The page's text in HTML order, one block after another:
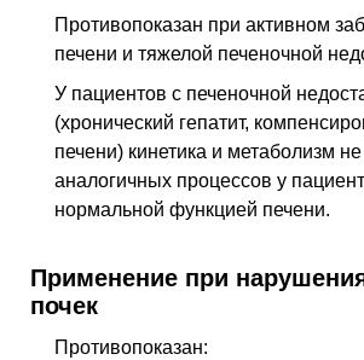
Противопоказан при активном
печени и тяжелой печеночной
У пациентов с печеночной
(хронический гепатит,
печени) кинетика и метаболизм
аналогичных процессов у
нормальной функцией печени.
Применение при
почек
Противопоказан: